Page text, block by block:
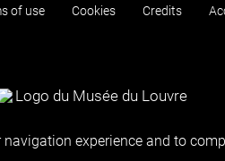
of use Cookies Credits
experience and to